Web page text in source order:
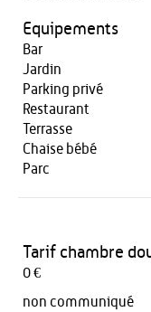
Equipements
Bar
Jardin
Parking privé
Restaurant
Terrasse
Chaise bébé
Parc
Tarif chambre
0 €
non communiqué